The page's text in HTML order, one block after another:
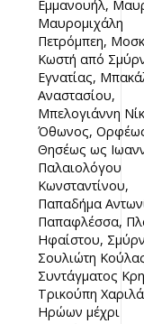
Εμμανουήλ,
Μαυρομιχάλη
Πετρόμπεη,
Κωστή από
Εγνατίας,
Αναστασίου,
Μπελογιάννη
Όθωνος,
Θησέως ως
Παλαιολόγου
Κωνσταντίνου,
Παπαδήμα
Παπαφλέσσα,
Ηφαίστου,
Σουλιώτη
Συντάγματος
Τρικούπη
Ηρώων μέχρι